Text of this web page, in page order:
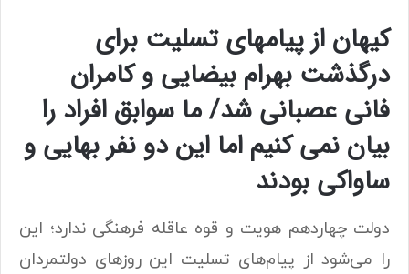
کیهان از پیامهای تسلیت برای
درگذشت بهرام بیضایی و کامران
فانی عصبانی شد/ ما سوابق افراد را
بیان نمی کنیم اما این دو نفر بهایی و
ساواکی بودند
دولت چهاردهم هویت و قوه عاقله فرهنگی ندارد؛ این
را می‌شود از پیام‌های تسلیت این روزهای دولتمردان